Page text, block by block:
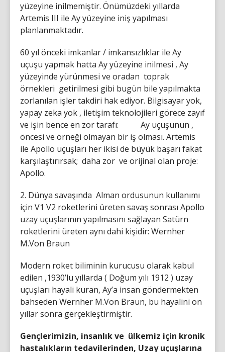
yüzeyine inilmemiştir. Önümüzdeki yıllarda
Artemis III ile Ay yüzeyine iniş yapılması
planlanmaktadır.
60 yıl önceki imkanlar / imkansızlıklar ile Ay
uçuşu yapmak hatta Ay yüzeyine inilmesi , Ay
yüzeyinde yürünmesi ve oradan toprak
örnekleri getirilmesi gibi bugün bile yapılmakta
zorlanılan işler takdiri hak ediyor. Bilgisayar yok,
yapay zeka yok , iletişim teknolojileri görece zayıf
ve işin bence en zor tarafı: Ay uçuşunun ,
öncesi ve örneği olmayan bir iş olması. Artemis
ile Apollo uçuşları her ikisi de büyük başarı fakat
karşılaştırırsak; daha zor ve orijinal olan proje:
Apollo.
2. Dünya savaşında Alman ordusunun kullanımı
için V1 V2 roketlerini üreten savaş sonrası Apollo
uzay uçuşlarının yapılmasını sağlayan Satürn
roketlerini üreten aynı dahi kişidir: Wernher
M.Von Braun
Modern roket biliminin kurucusu olarak kabul
edilen ,1930’lu yıllarda ( Doğum yılı 1912 ) uzay
uçuşları hayali kuran, Ay’a insan göndermekten
bahseden Wernher M.Von Braun, bu hayalini on
yıllar sonra gerçekleştirmiştir.
Gençlerimizin, insanlık ve ülkemiz için kronik
hastalıkların tedavilerinden, Uzay uçuşlarına